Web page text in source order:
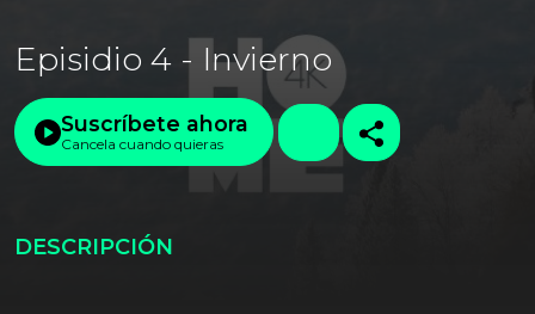
Episidio 4 - Invierno
Suscríbete ahora
Cancela cuando quieras
DESCRIPCIÓN